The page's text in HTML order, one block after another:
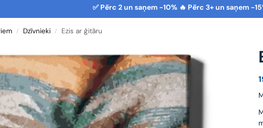
✅ Pērc 2 un saņem -10% 🔥 Pērc 3+ un saņem -
/ Dzīvnieki / Ezis ar ģitāru